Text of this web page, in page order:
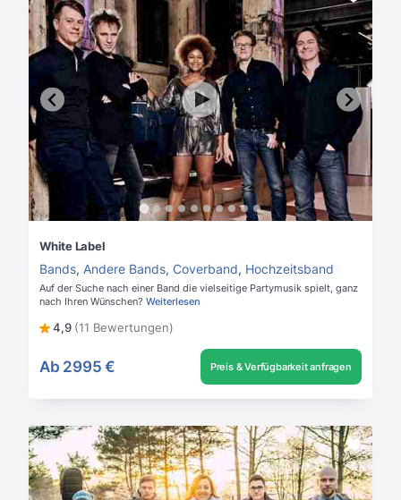
White Label
Bands, Andere Bands, Coverband, Hochzeitsband
Auf der Suche nach einer Band die vielseitige Partymusik spielt, ganz
nach Ihren Wünschen? Weiterlesen
4,9 (11 Bewertungen)
Ab 2995 € Preis & Verfügbarkeit anfragen